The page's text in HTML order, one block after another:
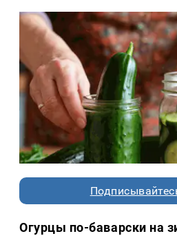
Огурцы по-баварски на